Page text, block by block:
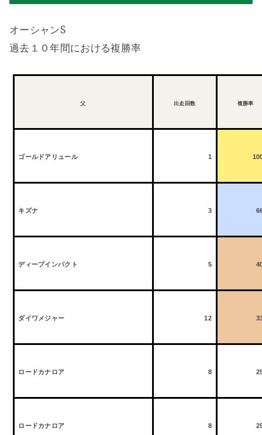
オーシャンS
過去１０年間における複勝率
父 出走回数 複勝率
ゴールドアリュール 1
キズナ 3
ディープインパクト 5
ダイワメジャー 12
ロードカナロア 8
ロードカナロア 8